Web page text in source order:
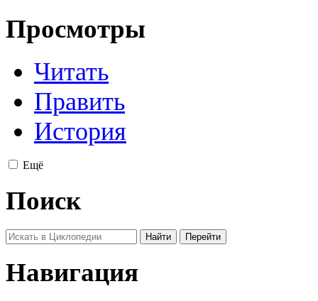
Просмотры
Читать
Править
История
Ещё
Поиск
Навигация